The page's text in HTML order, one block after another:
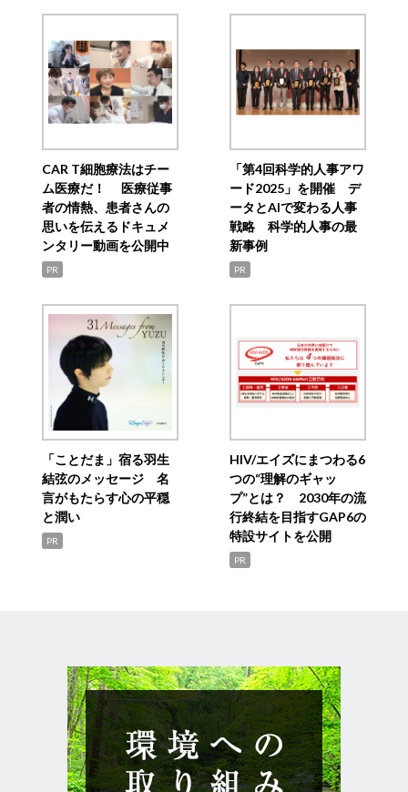
CAR T細胞療法はチー
ム医療だ！ 医療従事
者の情熱、患者さんの
思いを伝えるドキュメ
ンタリー動画を公開中
PR
「第4回科学的人事アワ
ード2025」を開催 デ
ータとAIで変わる人事
戦略 科学的人事の最
新事例
PR
「ことだま」宿る羽生
結弦のメッセージ 名
言がもたらす心の平穏
と潤い
PR
HIV/エイズにまつわる6
つの“理解のギャッ
プ”とは？ 2030年の流
行終結を目指すGAP6の
特設サイトを公開
PR